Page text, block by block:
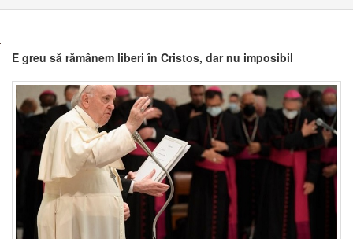
E greu să rămânem liberi în Cristos, dar nu imposibil